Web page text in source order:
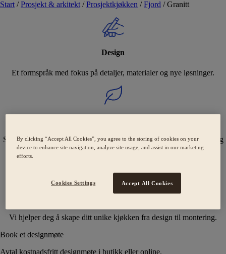
Start / Prosjekt & arkitekt / Prosjektkjøkken / Fjord / Granitt
Design
Et formspråk med fokus på detaljer, materialer og nye løsninger.
Svanemerkede kjøkken med fokus på bærekraft og omsorgsfulle valg
for miljøet.
Vi hjelper deg å skape ditt unike kjøkken fra design til montering.
Book et designmøte
Avtal kostnadsfritt designmøte i butikk eller online.
By clicking “Accept All Cookies”, you agree to the storing of cookies on your
device to enhance site navigation, analyze site usage, and assist in our marketing
efforts.
Cookies Settings Accept All Cookies